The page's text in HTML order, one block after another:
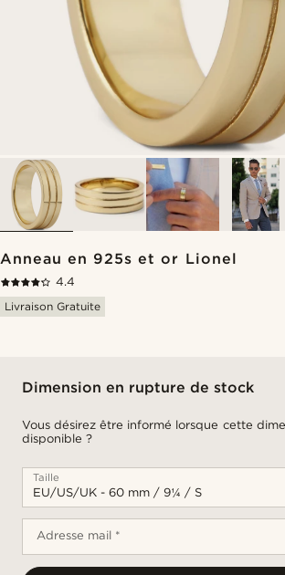
Anneau en 925s et or Lionel
4.4
Livraison Gratuite
Dimension en rupture de stock
Vous désirez être informé lorsque cette
disponible ?
Taille
Adresse mail *